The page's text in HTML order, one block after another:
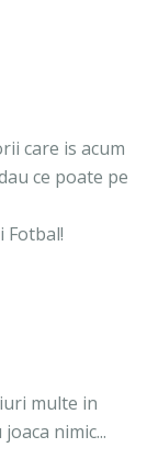
care is acum
ce poate pe
Fotbal!
multe in
nimic...